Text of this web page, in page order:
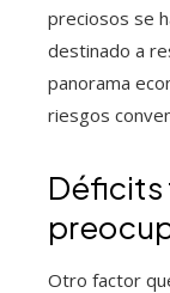
preciosos se
destinado a
panorama
riesgos
Déficits
Otro factor